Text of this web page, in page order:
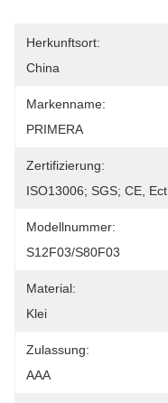
Herkunftsort:
China
Markenname:
PRIMERA
Zertifizierung:
ISO13006; SGS; CE, Ect,
Modellnummer:
S12F03/S80F03
Material:
Klei
Zulassung:
AAA